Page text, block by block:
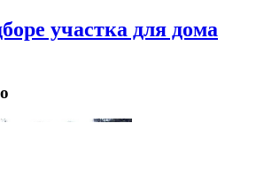
участка для дома